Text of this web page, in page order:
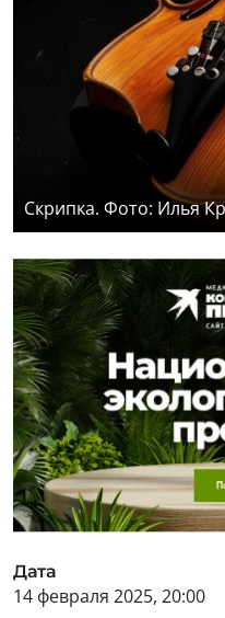
Скрипка. Фото: Илья
Дата
14 февраля 2025, 20:00